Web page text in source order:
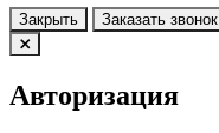
Закрыть Заказать звонок
Авторизация